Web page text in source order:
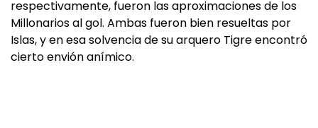
respectivamente, fueron las aproximaciones de los
Millonarios al gol. Ambas fueron bien resueltas por
Islas, y en esa solvencia de su arquero Tigre encontró
cierto envión anímico.